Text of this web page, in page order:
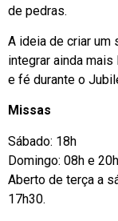
de pedras.
A ideia de criar um
integrar ainda
e fé durante o
Missas
Sábado: 18h
Domingo: 08h e 20h
Aberto de terça a
17h30.